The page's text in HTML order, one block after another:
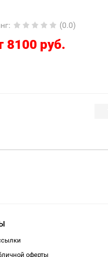
: (0.0)
8100 руб.
оферты